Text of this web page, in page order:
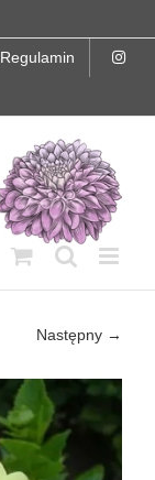
Regulamin
Następny →